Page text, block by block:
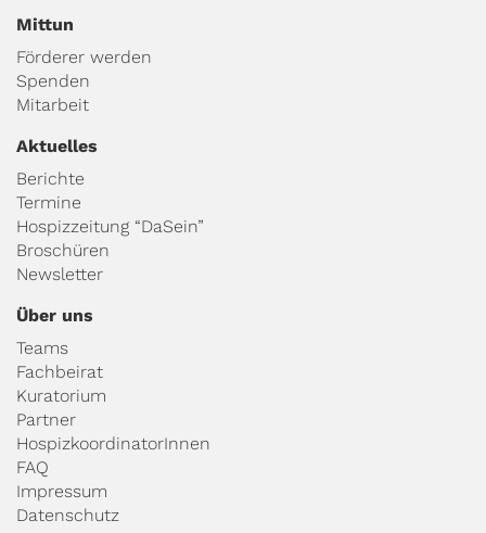
Mittun
Förderer werden
Spenden
Mitarbeit
Aktuelles
Berichte
Termine
Hospizzeitung “DaSein”
Broschüren
Newsletter
Über uns
Teams
Fachbeirat
Kuratorium
Partner
HospizkoordinatorInnen
FAQ
Impressum
Datenschutz